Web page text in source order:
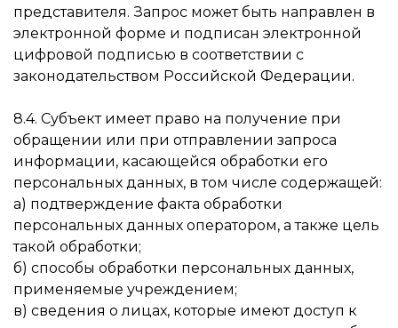
представителя. Запрос может быть направлен в
электронной форме и подписан электронной
цифровой подписью в соответствии с
законодательством Российской Федерации.
8.4. Субъект имеет право на получение при
обращении или при отправлении запроса
информации, касающейся обработки его
персональных данных, в том числе содержащей:
а) подтверждение факта обработки
персональных данных оператором, а также цель
такой обработки;
б) способы обработки персональных данных,
применяемые учреждением;
в) сведения о лицах, которые имеют доступ к